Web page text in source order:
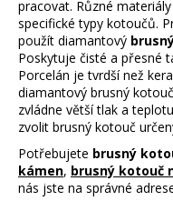
pracovat. Různé
specifické typy kotoučů.
použít diamantový
Poskytuje čisté a přesné
Porcelán je tvrdší než
diamantový brusný
zvládne větší tlak a
zvolit brusný kotouč
Potřebujete brusný
kámen, brusný kotouč
nás jste na správné